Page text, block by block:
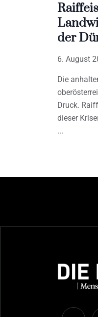
der
6. August
Die
Druck.
dieser